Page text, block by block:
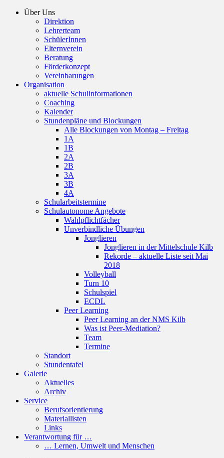
Über Uns
Direktion
Lehrerteam
SchülerInnen
Elternverein
Beratung
Förderkonzept
Vereinbarungen
Organisation
aktuelle Schulinformationen
Coaching
Kalender
Stundenpläne und Blockungen
Alle Blockungen von Montag – Freitag
1A
1B
2A
2B
3A
3B
4A
Schularbeitstermine
Schulautonome Angebote
Wahlpflichtfächer
Unverbindliche Übungen
Jonglieren
Jonglieren in der Mittelschule Kilb
Rekorde – aktuelle Liste seit Mai
2018
Volleyball
Turn 10
Schulspiel
ECDL
Peer Learning
Peer Learning an der NMS Kilb
Was ist Peer-Mediation?
Team
Termine
Standort
Stundentafel
Galerie
Aktuelles
Archiv
Service
Berufsorientierung
Materiallisten
Links
Verantwortung für …
… Lernen, Umwelt und Menschen